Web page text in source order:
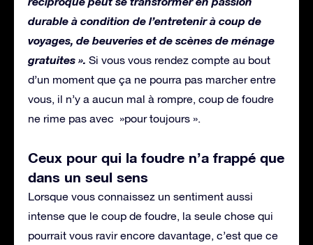
durable à condition de l’entretenir à coup de
voyages, de beuveries et de scènes de ménage
gratuites ». Si vous vous rendez compte au bout
d’un moment que ça ne pourra pas marcher entre
vous, il n’y a aucun mal à rompre, coup de foudre
ne rime pas avec »pour toujours ».
Ceux pour qui la foudre n’a frappé que
dans un seul sens
Lorsque vous connaissez un sentiment aussi
intense que le coup de foudre, la seule chose qui
pourrait vous ravir encore davantage, c’est que ce